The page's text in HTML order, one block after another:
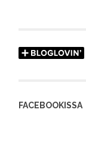
FACEBOOKISSA